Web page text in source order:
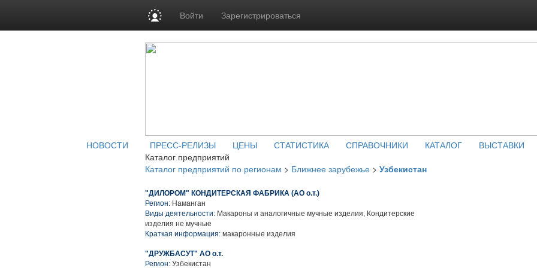
Войти Зарегистрироваться
НОВОСТИ ПРЕСС-РЕЛИЗЫ ЦЕНЫ СТАТИСТИКА СПРАВОЧНИКИ КАТАЛОГ
ВЫСТАВКИ
Каталог предприятий
Каталог предприятий по регионам > Ближнее зарубежье > Узбекистан
"ДИЛОРОМ" КОНДИТЕРСКАЯ ФАБРИКА (АО о.т.)
Регион: Наманган
Виды деятельности: Макароны и аналогичные мучные изделия, Кондитерские
изделия не мучные
Краткая информация: макаронные изделия
"ДРУЖБАСУТ" АО о.т.
Регион: Узбекистан